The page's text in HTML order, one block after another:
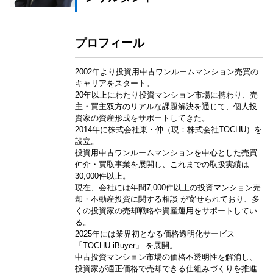
プロフィール
2002年より投資用中古ワンルームマンション売買の
キャリアをスタート。
20年以上にわたり投資マンション市場に携わり、売
主・買主双方のリアルな課題解決を通じて、個人投
資家の資産形成をサポートしてきた。
2014年に株式会社東・仲（現：株式会社TOCHU）を
設立。
投資用中古ワンルームマンションを中心とした売買
仲介・買取事業を展開し、これまでの取扱実績は
30,000件以上。
現在、会社には年間7,000件以上の投資マンション売
却・不動産投資に関する相談 が寄せられており、多
くの投資家の売却戦略や資産運用をサポートしてい
る。
2025年には業界初となる価格透明化サービス
「TOCHU iBuyer」 を展開。
中古投資マンション市場の価格不透明性を解消し、
投資家が適正価格で売却できる仕組みづくりを推進